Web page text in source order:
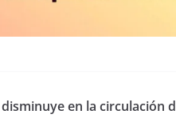
en la circulación